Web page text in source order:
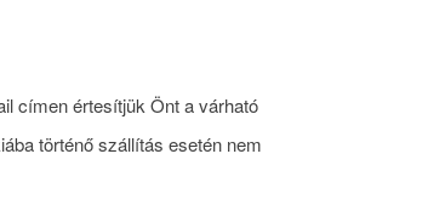
címen értesítjük Önt a várható
történő szállítás esetén nem